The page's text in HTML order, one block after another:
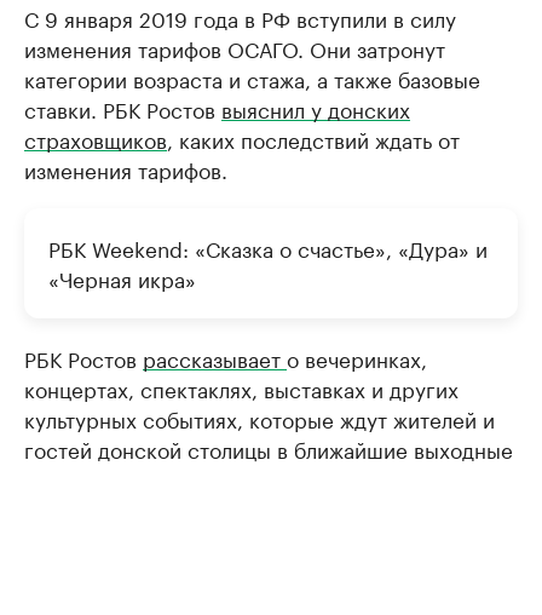
С 9 января 2019 года в РФ вступили в силу
изменения тарифов ОСАГО. Они затронут
категории возраста и стажа, а также базовые
ставки. РБК Ростов выяснил у донских
страховщиков, каких последствий ждать от
изменения тарифов.
РБК Weekend: «Сказка о счастье», «Дура» и
«Черная икра»
РБК Ростов рассказываето вечеринках,
концертах, спектаклях, выставках и других
культурных событиях, которые ждут жителей и
гостей донской столицы в ближайшие выходные